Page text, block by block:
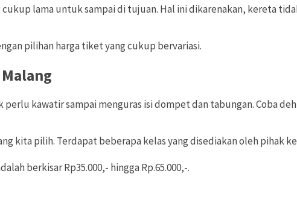
lama untuk sampai di tujuan. Hal ini dikarenakan, kereta
pilihan harga tiket yang cukup bervariasi.
perlu kawatir sampai menguras isi dompet dan tabungan. Coba
kita pilih. Terdapat beberapa kelas yang disediakan oleh pihak
berkisar Rp35.000,- hingga Rp.65.000,-.